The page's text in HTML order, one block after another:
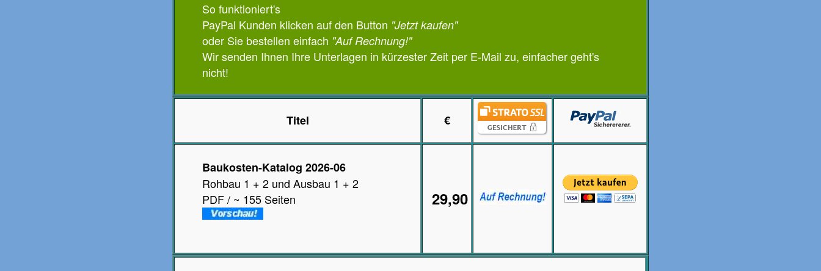
So funktioniert's
PayPal Kunden klicken auf den Button "Jetzt kaufen"
oder Sie bestellen einfach "Auf Rechnung!"
Wir senden Ihnen Ihre Unterlagen in kürzester Zeit per E-Mail zu, einfacher geht's
nicht!
Titel €
Baukosten-Katalog 2026-06
Rohbau 1 + 2 und Ausbau 1 + 2
PDF / ~ 155 Seiten
29,90